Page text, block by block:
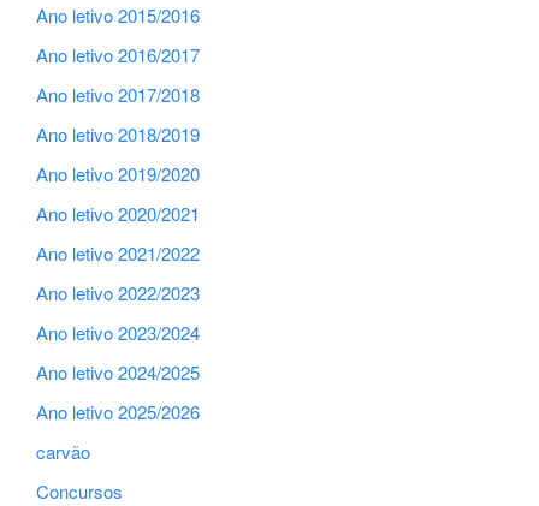
Ano letivo 2015/2016
Ano letivo 2016/2017
Ano letivo 2017/2018
Ano letivo 2018/2019
Ano letivo 2019/2020
Ano letivo 2020/2021
Ano letivo 2021/2022
Ano letivo 2022/2023
Ano letivo 2023/2024
Ano letivo 2024/2025
Ano letivo 2025/2026
carvão
Concursos